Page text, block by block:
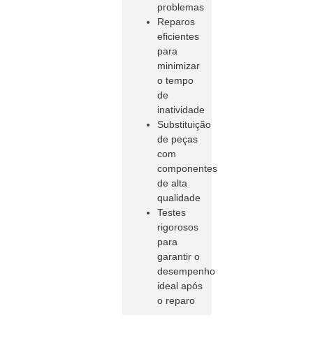
problemas
Reparos
eficientes
para
minimizar
o tempo
de
inatividade
Substituição
de peças
com
componentes
de alta
qualidade
Testes
rigorosos
para
garantir o
desempenho
ideal após
o reparo